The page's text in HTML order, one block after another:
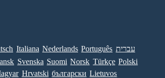
Italiana Nederlands Português עברית
Svenska Suomi Norsk Türkçe Polski
Hrvatski български Lietuvos